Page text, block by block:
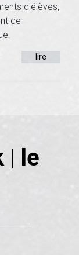
d'élèves,
de
lire
| le